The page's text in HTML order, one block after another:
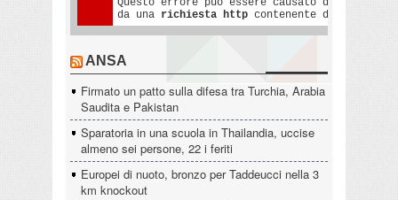
ANSA
Firmato un patto sulla difesa tra Turchia, Arabia
Saudita e Pakistan
Sparatoria in una scuola in Thailandia, uccise
almeno sei persone, 22 i feriti
Europei di nuoto, bronzo per Taddeucci nella 3
km knockout